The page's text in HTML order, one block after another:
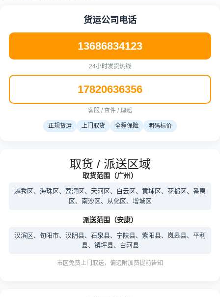
货运公司电话
13686834123
24小时发货热线
17820636356
客服 / 查件 / 理赔
正规货运 上门取货 全程保险 明码标价
取货 / 派送区域
取货范围（广州）
越秀区、海珠区、荔湾区、天河区、白云区、黄埔区、花都区、番禺
区、南沙区、从化区、增城区
派送范围（安康）
汉滨区、旬阳市、汉阴县、石泉县、宁陕县、紫阳县、岚皋县、平利
县、镇坪县、白河县
市区免费上门取送，偏远附加费提前告知